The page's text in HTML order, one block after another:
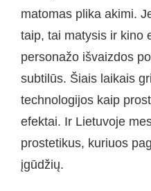
matomas plika akimi.
taip, tai matysis ir kino
personažo išvaizdos
subtilūs. Šiais laikais
technologijos kaip
efektai. Ir Lietuvoje
prostetikus, kuriuos
įgūdžių.